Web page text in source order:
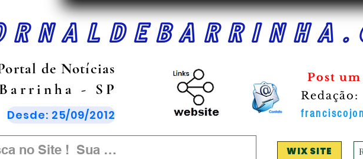
de Notícias
Barrinha - SP
Desde: 25/09/2012
Post
Redação:
WIX SITE